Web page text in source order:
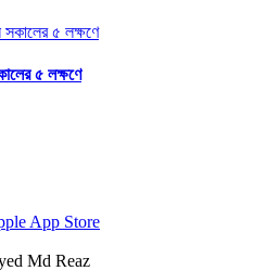
৫ লক্ষণে
Md Reaz